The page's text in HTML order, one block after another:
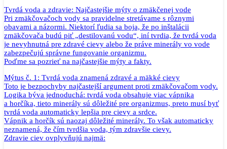
Tvrdá voda a zdravie: Najčastejšie mýty o zmäkčenej vode
Pri zmäkčovačoch vody sa pravidelne stretávame s rôznymi
obavami a názormi. Niektorí ľudia sa boja, že po inštalácii
zmäkčovača budú piť „destilovanú vodu“, iní tvrdia, že tvrdá voda
je nevyhnutná pre zdravé cievy alebo že práve minerály vo vode
zabezpečujú správne fungovanie organizmu.
Poďme sa pozrieť na najčastejšie mýty a fakty.
Mýtus č. 1: Tvrdá voda znamená zdravé a mäkké cievy
Toto je bezpochyby najčastejší argument proti zmäkčovačom vody.
Logika býva jednoduchá: tvrdá voda obsahuje viac vápnika
a horčíka, tieto minerály sú dôležité pre organizmus, preto musí byť
tvrdá voda automaticky lepšia pre cievy a srdce.
Vápnik a horčík sú naozaj dôležité minerály. To však automaticky
neznamená, že čím tvrdšia voda, tým zdravšie cievy.
Zdravie ciev ovplyvňujú najmä: